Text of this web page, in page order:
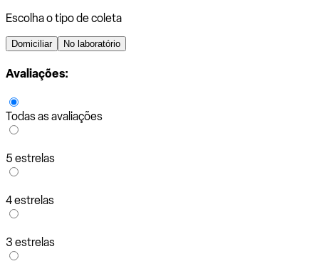
Escolha o tipo de coleta
Domiciliar No laboratório
Avaliações:
Todas as avaliações
5 estrelas
4 estrelas
3 estrelas